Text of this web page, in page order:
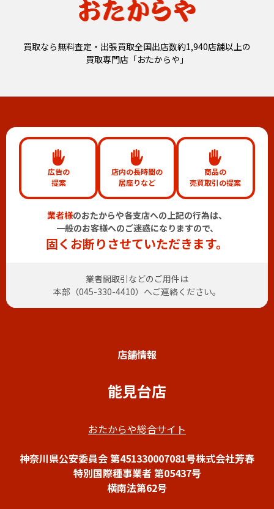
買取なら無料査定・出張買取全国出店数約1,940店舗以上の
買取専門店「おたからや」
広告の
提案
店内の長時間の
居座りなど
商品の
売買取引の提案
業者様のおたからや各支店への上記の行為は、
一般のお客様へのご迷惑になりますので、
固くお断りさせていただきます。
業者間取引などのご用件は
本部（045-330-4410）へご連絡ください。
店舗情報
能見台店
おたからや総合サイト
神奈川県公安委員会 第451330007081号株式会社芳春
特別国際種事業者 第05437号
横南法第62号